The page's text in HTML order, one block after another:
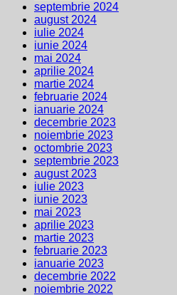
septembrie 2024
august 2024
iulie 2024
iunie 2024
mai 2024
aprilie 2024
martie 2024
februarie 2024
ianuarie 2024
decembrie 2023
noiembrie 2023
octombrie 2023
septembrie 2023
august 2023
iulie 2023
iunie 2023
mai 2023
aprilie 2023
martie 2023
februarie 2023
ianuarie 2023
decembrie 2022
noiembrie 2022